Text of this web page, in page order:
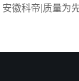
安徽科帝|质量为